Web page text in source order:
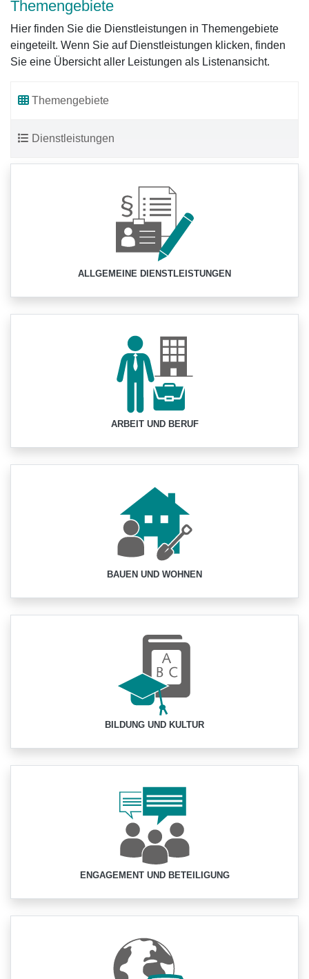
Themengebiete
Hier finden Sie die Dienstleistungen in Themengebiete
eingeteilt. Wenn Sie auf Dienstleistungen klicken, finden
Sie eine Übersicht aller Leistungen als Listenansicht.
Themengebiete
Dienstleistungen
ALLGEMEINE DIENSTLEISTUNGEN
ARBEIT UND BERUF
BAUEN UND WOHNEN
BILDUNG UND KULTUR
ENGAGEMENT UND BETEILIGUNG